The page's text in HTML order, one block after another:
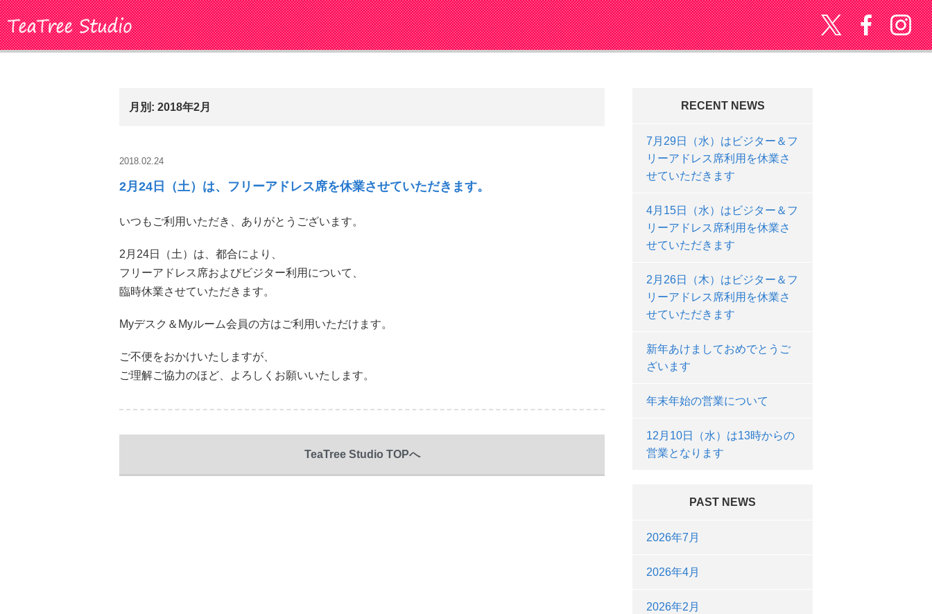
TeaTree Studio twitter Facebook
月別: 2018年2月
2018.02.24
2月24日（土）は、フリーアドレス席を休業させていただきます。
いつもご利用いただき、ありがとうございます。
2月24日（土）は、都合により、
フリーアドレス席およびビジター利用について、
臨時休業させていただきます。
Myデスク＆Myルーム会員の方はご利用いただけます。
ご不便をおかけいたしますが、
ご理解ご協力のほど、よろしくお願いいたします。
TeaTree Studio TOPへ
RECENT NEWS
7月29日（水）はビジター＆フ
リーアドレス席利用を休業さ
せていただきます
4月15日（水）はビジター＆フ
リーアドレス席利用を休業さ
せていただきます
2月26日（木）はビジター＆フ
リーアドレス席利用を休業さ
せていただきます
新年あけましておめでとうご
ざいます
年末年始の営業について
12月10日（水）は13時からの
営業となります
PAST NEWS
2026年7月
2026年4月
2026年2月